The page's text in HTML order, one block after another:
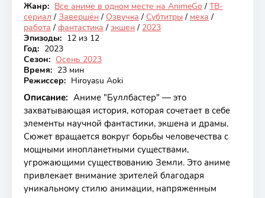
Закончен
Жанр: Все аниме в одном месте на AnimeGo / ТВ-
сериал / Завершён / Озвучка / Субтитры / меха /
работа / фантастика / экшен / 2023
Эпизоды: 12 из 12
Год: 2023
Сезон: Осень 2023
Время: 23 мин
Режиссер: Hiroyasu Aoki
Описание: Аниме "Буллбастер" — это
захватывающая история, которая сочетает в себе
элементы научной фантастики, экшена и драмы.
Сюжет вращается вокруг борьбы человечества с
мощными инопланетными существами,
угрожающими существованию Земли. Это аниме
привлекает внимание зрителей благодаря
уникальному стилю анимации, напряженным